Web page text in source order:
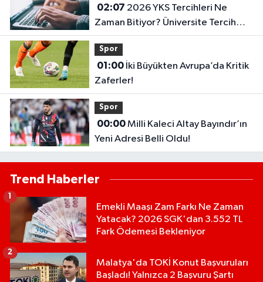
02:07
Zaman Bitiyor? Üniversite Tercih
Sonuçları Açıklandı Mı?
Spor
01:00İki Büyükten Avrupa’da Kritik
Zaferler!
Spor
00:00Milli Kaleci Altay Bayındır’ın
Yeni Adresi Belli Oldu!
Trend Haberler
Emekli Maaşı Zam Farkı Ne Zaman
Yatacak? 2026 SGK'dan 3.552 TL
Fark Ödemesi Bekleniyor
1
Malatya'da TOKİ Konut Başvuruları
Başladı! Yalnızca 2 Başvuru Şartı
2